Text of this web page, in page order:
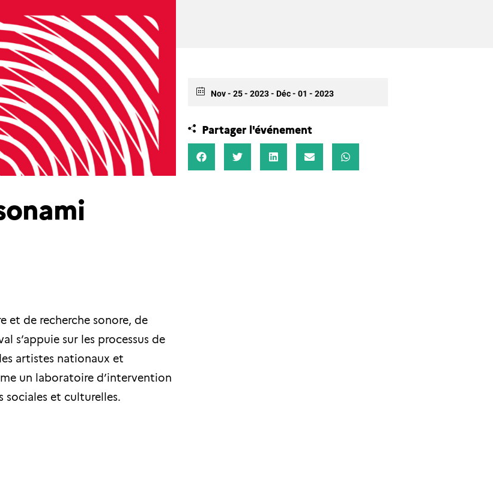
et de recherche sonore, de
s’appuie sur les processus de
artistes nationaux et
un laboratoire d’intervention
sociales et culturelles.
Nov - 25 - 2023- Déc - 01 - 2023
Partager l'événement